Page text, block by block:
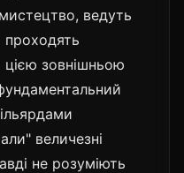
ведуть
проходять
цією зовнішньою
величезні
не розуміють